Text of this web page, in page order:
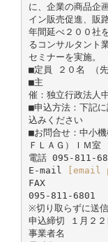
に、企業の商品企
イン販売促進、販
年間延べ２００社
るコンサルタント
セミナーを実施。
■定員 ２０名 （先
■主
催：独立行政法人
■申込方法：下記
込みください
■お問合せ：中小
ＦＬＡＧ）ＩＭ室
電話 095-811-
E-mail
[email
FAX
095-811-6801
※切り取らずに送
申込締切 １月２２
事業者名